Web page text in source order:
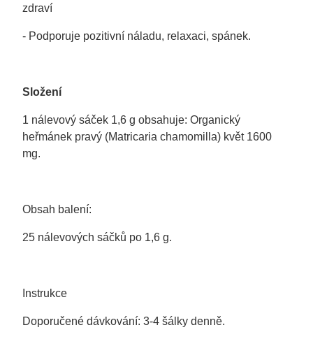
zdraví
- Podporuje pozitivní náladu, relaxaci, spánek.
Složení
1 nálevový sáček 1,6 g obsahuje: Organický
heřmánek pravý(Matricaria chamomilla) květ 1600
mg.
Obsah balení:
25 nálevových sáčků po 1,6 g.
Instrukce
Doporučené dávkování: 3-4 šálky denně.